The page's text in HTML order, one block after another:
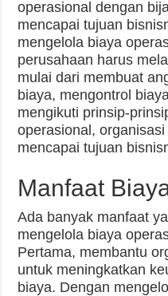
operasional dengan
mencapai tujuan
mengelola biaya
perusahaan harus
mulai dari membuat
biaya, mengontrol
mengikuti prinsip-
operasional,
mencapai tujuan
Manfaat
Ada banyak manfaat
mengelola biaya
Pertama, membantu
untuk meningkatkan
biaya. Dengan